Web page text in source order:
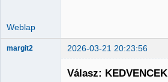
Weblap
margit2 2026-03-21 20:23:56
Válasz: KEDVENCEK